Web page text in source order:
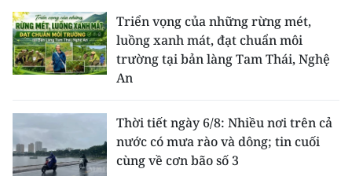
Triển vọng của những rừng mét,
luồng xanh mát, đạt chuẩn môi
trường tại bản làng Tam Thái, Nghệ
An
Thời tiết ngày 6/8: Nhiều nơi trên cả
nước có mưa rào và dông; tin cuối
cùng về cơn bão số 3